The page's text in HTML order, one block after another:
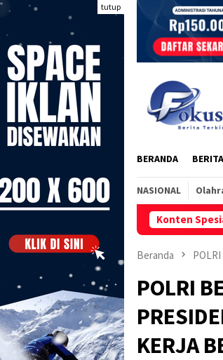
Loncat
konten
tutup
BERANDA BERITA
NASIONAL
Konten
Beranda POLRI
POLRI
KERJA